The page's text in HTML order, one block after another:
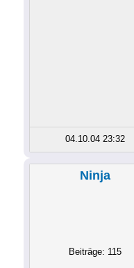
04.10.04 23:32
Ninja
Beiträge: 115